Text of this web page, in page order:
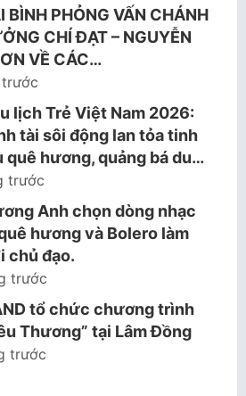
BÌNH PHỎNG VẤN CHÁNH
CHÍ ĐẠT – NGUYỄN
VỀ CÁC…
lịch Trẻ Việt Nam 2026:
tài sôi động lan tỏa tinh
quê hương, quảng bá du…
trước
Anh chọn dòng nhạc
hương và Bolero làm
chủ đạo.
trước
tổ chức chương trình
Thương” tại Lâm Đồng
trước